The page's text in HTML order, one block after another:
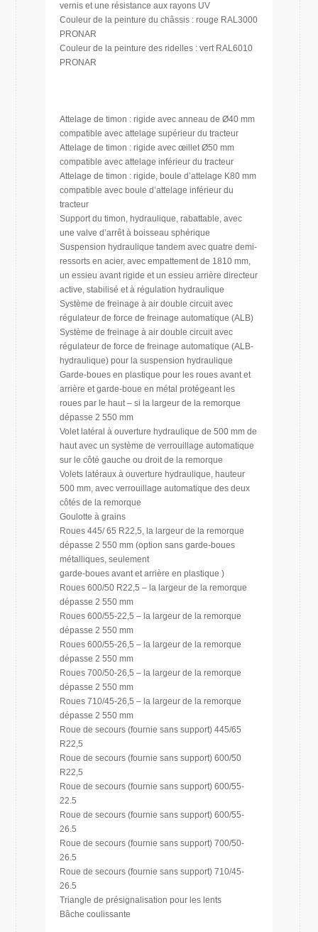
vernis et une résistance aux rayons UV
Couleur de la peinture du châssis : rouge RAL3000
PRONAR
Couleur de la peinture des ridelles : vert RAL6010
PRONAR
Attelage de timon : rigide avec anneau de Ø40 mm
compatible avec attelage supérieur du tracteur
Attelage de timon : rigide avec œillet Ø50 mm
compatible avec attelage inférieur du tracteur
Attelage de timon : rigide, boule d’attelage K80 mm
compatible avec boule d’attelage inférieur du
tracteur
Support du timon, hydraulique, rabattable, avec
une valve d’arrêt à boisseau sphérique
Suspension hydraulique tandem avec quatre demi-
ressorts en acier, avec empattement de 1810 mm,
un essieu avant rigide et un essieu arrière directeur
active, stabilisé et à régulation hydraulique
Système de freinage à air double circuit avec
régulateur de force de freinage automatique (ALB)
Système de freinage à air double circuit avec
régulateur de force de freinage automatique (ALB-
hydraulique) pour la suspension hydraulique
Garde-boues en plastique pour les roues avant et
arrière et garde-boue en métal protégeant les
roues par le haut – si la largeur de la remorque
dépasse 2 550 mm
Volet latéral à ouverture hydraulique de 500 mm de
haut avec un système de verrouillage automatique
sur le côté gauche ou droit de la remorque
Volets latéraux à ouverture hydraulique, hauteur
500 mm, avec verrouillage automatique des deux
côtés de la remorque
Goulotte à grains
Roues 445/ 65 R22,5, la largeur de la remorque
dépasse 2 550 mm (option sans garde-boues
métalliques, seulement
garde-boues avant et arrière en plastique )
Roues 600/50 R22,5 – la largeur de la remorque
dépasse 2 550 mm
Roues 600/55-22,5 – la largeur de la remorque
dépasse 2 550 mm
Roues 600/55-26,5 – la largeur de la remorque
dépasse 2 550 mm
Roues 700/50-26,5 – la largeur de la remorque
dépasse 2 550 mm
Roues 710/45-26,5 – la largeur de la remorque
dépasse 2 550 mm
Roue de secours (fournie sans support) 445/65
R22,5
Roue de secours (fournie sans support) 600/50
R22,5
Roue de secours (fournie sans support) 600/55-
22.5
Roue de secours (fournie sans support) 600/55-
26.5
Roue de secours (fournie sans support) 700/50-
26.5
Roue de secours (fournie sans support) 710/45-
26.5
Triangle de présignalisation pour les lents
Bâche coulissante